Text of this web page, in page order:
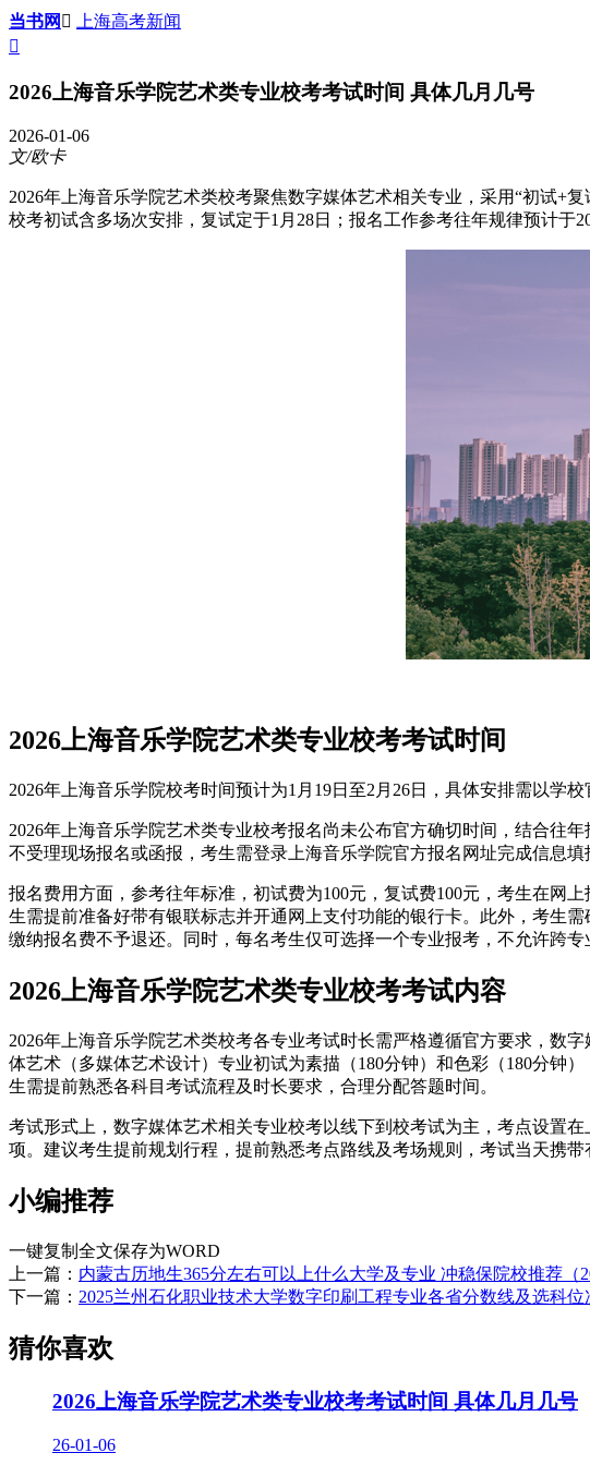
当书网 
上海高考新闻

2026上海音乐学院艺术类专业校考考试时间 具体几月几号
2026-01-06
文/欧卡
2026年上海音乐学院艺术类校考聚焦数字媒体艺术相关专业，采用“初试+
校考初试含多场次安排，复试定于1月28日；报名工作参考往年规律预计于
2026上海音乐学院艺术类专业校考考试时间
2026年上海音乐学院校考时间预计为1月19日至2月26日‌，具体安排需以学
2026年上海音乐学院艺术类专业校考报名尚未公布官方确切时间，结合往
不受理现场报名或函报，考生需登录上海音乐学院官方报名网址完成信息填
报名费用方面，参考往年标准，初试费为100元，复试费100元，考生在网
生需提前准备好带有银联标志并开通网上支付功能的银行卡。此外，考生
缴纳报名费不予退还。同时，每名考生仅可选择一个专业报考，不允许跨专
2026上海音乐学院艺术类专业校考考试内容
2026年上海音乐学院艺术类校考各专业考试时长需严格遵循官方要求，数
体艺术（多媒体艺术设计）专业初试为素描（180分钟）和色彩（180分钟
生需提前熟悉各科目考试流程及时长要求，合理分配答题时间。
考试形式上，数字媒体艺术相关专业校考以线下到校考试为主，考点设置
项。建议考生提前规划行程，提前熟悉考点路线及考场规则，考试当天携
小编推荐
一键复制全文保存为WORD
上一篇： 内蒙古历地生365分左右可以上什么大学及专业 冲稳保院校推荐（
下一篇： 2025兰州石化职业技术大学数字印刷工程专业各省分数线及选科
猜你喜欢
2026上海音乐学院艺术类专业校考考试时间 具体几月几号
26-01-06